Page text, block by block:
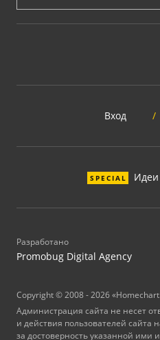
Вход /
SPECIAL Идеи
Разработано
Promobug Digital Agency
Copyright © 2008 - 2026
Администрация сайта не несет
и действия пользователей сайта
за достоверность указанной ими